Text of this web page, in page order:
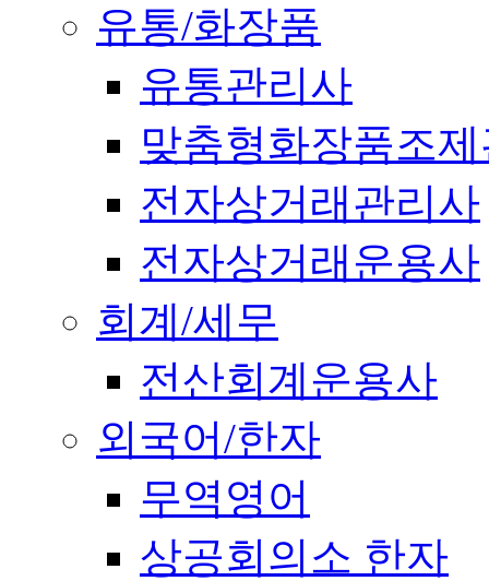
유통/화장품
유통관리사
맞춤형화장품조
전자상거래관리사
전자상거래운용사
회계/세무
전산회계운용사
외국어/한자
무역영어
상공회의소 한자